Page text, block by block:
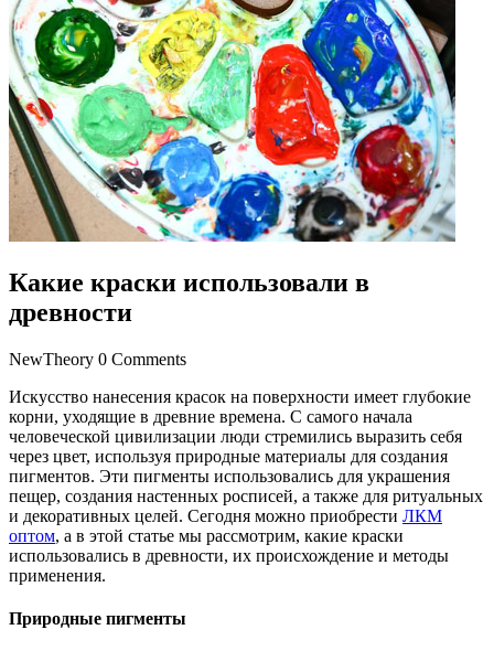
Какие краски использовали в
древности
NewTheory 0 Comments
Искусство нанесения красок на поверхности имеет глубокие
корни, уходящие в древние времена. С самого начала
человеческой цивилизации люди стремились выразить себя
через цвет, используя природные материалы для создания
пигментов. Эти пигменты использовались для украшения
пещер, создания настенных росписей, а также для ритуальных
и декоративных целей. Сегодня можно приобрести ЛКМ
оптом, а в этой статье мы рассмотрим, какие краски
использовались в древности, их происхождение и методы
применения.
Природные пигменты